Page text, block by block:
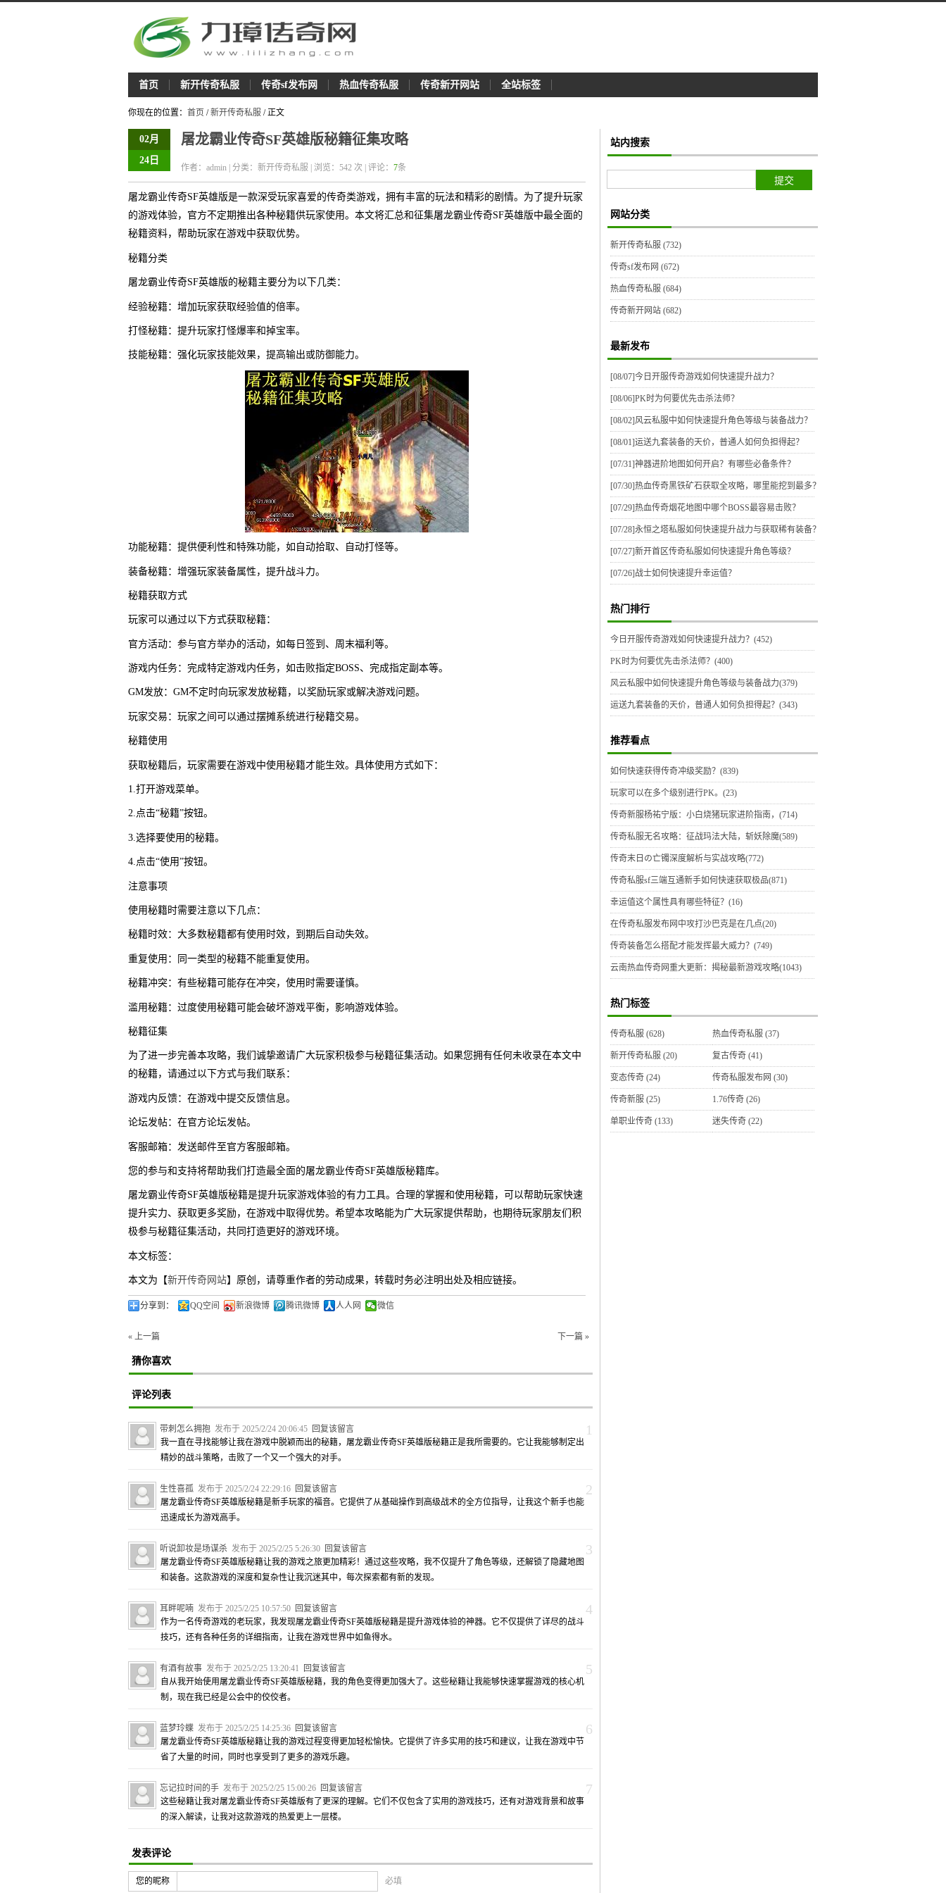
首页 新开传奇私服 传奇sf发布网 热血传奇私服 传奇新开网站 全站标签
你现在的位置： 首页 /新开传奇私服 / 正文
02月
24日
屠龙霸业传奇SF英雄版秘籍征集攻略
作者：admin | 分类：新开传奇私服 | 浏览： 542 次 | 评论： 7条
屠龙霸业传奇SF英雄版是一款深受玩家喜爱的传奇类游戏，拥有丰富的玩法和精彩的剧情。为了提升玩家
的游戏体验，官方不定期推出各种秘籍供玩家使用。本文将汇总和征集屠龙霸业传奇SF英雄版中最全面的
秘籍资料，帮助玩家在游戏中获取优势。
秘籍分类
屠龙霸业传奇SF英雄版的秘籍主要分为以下几类：
经验秘籍：增加玩家获取经验值的倍率。
打怪秘籍：提升玩家打怪爆率和掉宝率。
技能秘籍：强化玩家技能效果，提高输出或防御能力。
功能秘籍：提供便利性和特殊功能，如自动拾取、自动打怪等。
装备秘籍：增强玩家装备属性，提升战斗力。
秘籍获取方式
玩家可以通过以下方式获取秘籍：
官方活动：参与官方举办的活动，如每日签到、周末福利等。
游戏内任务：完成特定游戏内任务，如击败指定BOSS、完成指定副本等。
GM发放：GM不定时向玩家发放秘籍，以奖励玩家或解决游戏问题。
玩家交易：玩家之间可以通过摆摊系统进行秘籍交易。
秘籍使用
获取秘籍后，玩家需要在游戏中使用秘籍才能生效。具体使用方式如下：
1.打开游戏菜单。
2.点击“秘籍”按钮。
3.选择要使用的秘籍。
4.点击“使用”按钮。
注意事项
使用秘籍时需要注意以下几点：
秘籍时效：大多数秘籍都有使用时效，到期后自动失效。
重复使用：同一类型的秘籍不能重复使用。
秘籍冲突：有些秘籍可能存在冲突，使用时需要谨慎。
滥用秘籍：过度使用秘籍可能会破坏游戏平衡，影响游戏体验。
秘籍征集
为了进一步完善本攻略，我们诚挚邀请广大玩家积极参与秘籍征集活动。如果您拥有任何未收录在本文中
的秘籍，请通过以下方式与我们联系：
游戏内反馈：在游戏中提交反馈信息。
论坛发帖：在官方论坛发帖。
客服邮箱：发送邮件至官方客服邮箱。
您的参与和支持将帮助我们打造最全面的屠龙霸业传奇SF英雄版秘籍库。
屠龙霸业传奇SF英雄版秘籍是提升玩家游戏体验的有力工具。合理的掌握和使用秘籍，可以帮助玩家快速
提升实力、获取更多奖励，在游戏中取得优势。希望本攻略能为广大玩家提供帮助，也期待玩家朋友们积
极参与秘籍征集活动，共同打造更好的游戏环境。
本文标签：
本文为【新开传奇网站】原创，请尊重作者的劳动成果，转载时务必注明出处及相应链接。
分享到： QQ空间 新浪微博 腾讯微博 人人网 微信
« 上一篇 下一篇 »
猜你喜欢
评论列表
1
带刺怎么拥抱 发布于 2025/2/24 20:06:45 回复该留言
我一直在寻找能够让我在游戏中脱颖而出的秘籍，屠龙霸业传奇SF英雄版秘籍正是我所需要的。它让我能够制定出
精妙的战斗策略，击败了一个又一个强大的对手。
2
生性喜孤 发布于 2025/2/24 22:29:16 回复该留言
屠龙霸业传奇SF英雄版秘籍是新手玩家的福音。它提供了从基础操作到高级战术的全方位指导，让我这个新手也能
迅速成长为游戏高手。
3
听说卸妆是场谋杀 发布于 2025/2/25 5:26:30 回复该留言
屠龙霸业传奇SF英雄版秘籍让我的游戏之旅更加精彩！通过这些攻略，我不仅提升了角色等级，还解锁了隐藏地图
和装备。这款游戏的深度和复杂性让我沉迷其中，每次探索都有新的发现。
4
耳畔呢喃 发布于 2025/2/25 10:57:50 回复该留言
作为一名传奇游戏的老玩家，我发现屠龙霸业传奇SF英雄版秘籍是提升游戏体验的神器。它不仅提供了详尽的战斗
技巧，还有各种任务的详细指南，让我在游戏世界中如鱼得水。
5
有酒有故事 发布于 2025/2/25 13:20:41
回复该留言
自从我开始使用屠龙霸业传奇SF英雄版秘籍，我的角色变得更加强大了。这些秘籍让我能够快速掌握游戏的核心机
制，现在我已经是公会中的佼佼者。
6
蓝梦玲蝶 发布于 2025/2/25 14:25:36 回复该留言
屠龙霸业传奇SF英雄版秘籍让我的游戏过程变得更加轻松愉快。它提供了许多实用的技巧和建议，让我在游戏中节
省了大量的时间，同时也享受到了更多的游戏乐趣。
7
忘记拉时间的手 发布于 2025/2/25 15:00:26 回复该留言
这些秘籍让我对屠龙霸业传奇SF英雄版有了更深的理解。它们不仅包含了实用的游戏技巧，还有对游戏背景和故事
的深入解读，让我对这款游戏的热爱更上一层楼。
发表评论
您的昵称 必填
站内搜索
网站分类
新开传奇私服 (732)
传奇sf发布网 (672)
热血传奇私服 (684)
传奇新开网站 (682)
最新发布
[08/07]今日开服传奇游戏如何快速提升战力？
[08/06]PK时为何要优先击杀法师？
[08/02] 风云私服中如何快速提升角色等级与装备战力？
[08/01]运送九套装备的天价，普通人如何负担得起？
[07/31]神器进阶地图如何开启？有哪些必备条件？
[07/30]热血传奇黑铁矿石获取全攻略，哪里能挖到最多？
[07/29]热血传奇烟花地图中哪个BOSS最容易击败？
[07/28]永恒之塔私服如何快速提升战力与获取稀有装备？
[07/27]新开首区传奇私服如何快速提升角色等级？
[07/26] 战士如何快速提升幸运值？
热门排行
今日开服传奇游戏如何快速提升战力？(452)
PK时为何要优先击杀法师？(400)
风云私服中如何快速提升角色等级与装备战力(379)
运送九套装备的天价，普通人如何负担得起？(343)
推荐看点
如何快速获得传奇冲级奖励？(839)
玩家可以在多个级别进行PK。(23)
传奇新服杨祐宁版：小白烧猪玩家进阶指南，(714)
传奇私服无名攻略：征战玛法大陆，斩妖除魔(589)
传奇末日の亡镯深度解析与实战攻略(772)
传奇私服sf三端互通新手如何快速获取极品(871)
幸运值这个属性具有哪些特征？(16)
在传奇私服发布网中攻打沙巴克是在几点(20)
传奇装备怎么搭配才能发挥最大威力？(749)
云南热血传奇网重大更新：揭秘最新游戏攻略(1043)
热门标签
传奇私服 (628) 热血传奇私服 (37)
新开传奇私服 (20) 复古传奇 (41)
变态传奇 (24) 传奇私服发布网 (30)
传奇新服 (25) 1.76传奇 (26)
单职业传奇 (133) 迷失传奇 (22)